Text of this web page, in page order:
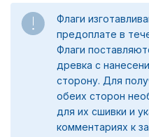
Флаги
предоплате в
Флаги
древка с
сторону. Для
обеих сторон
для их сшивки и
комментариях к